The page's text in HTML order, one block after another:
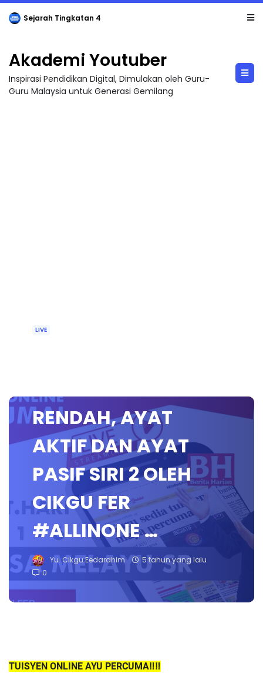
Sejarah Tingkatan 4
Akademi Youtuber
Inspirasi Pendidikan Digital, Dimulakan oleh Guru-
Guru Malaysia untuk Generasi Gemilang
LIVE
MELAYU SEKOLAH
RENDAH, AYAT
AKTIF DAN AYAT
PASIF SIRI 2 OLEH
CIKGU FER
#ALLINONE …
Yu. Cikgu Eedarahim
5 tahun yang lalu
0
TUISYEN ONLINE AYU PERCUMA‼️‼️